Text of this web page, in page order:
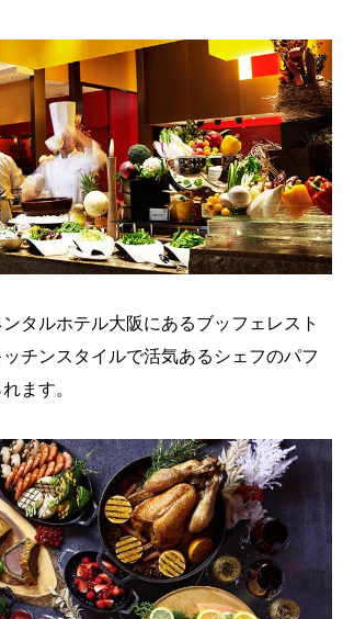
タルホテル大阪にあるブッフェレスト
チンスタイルで活気あるシェフのパフ
ます。